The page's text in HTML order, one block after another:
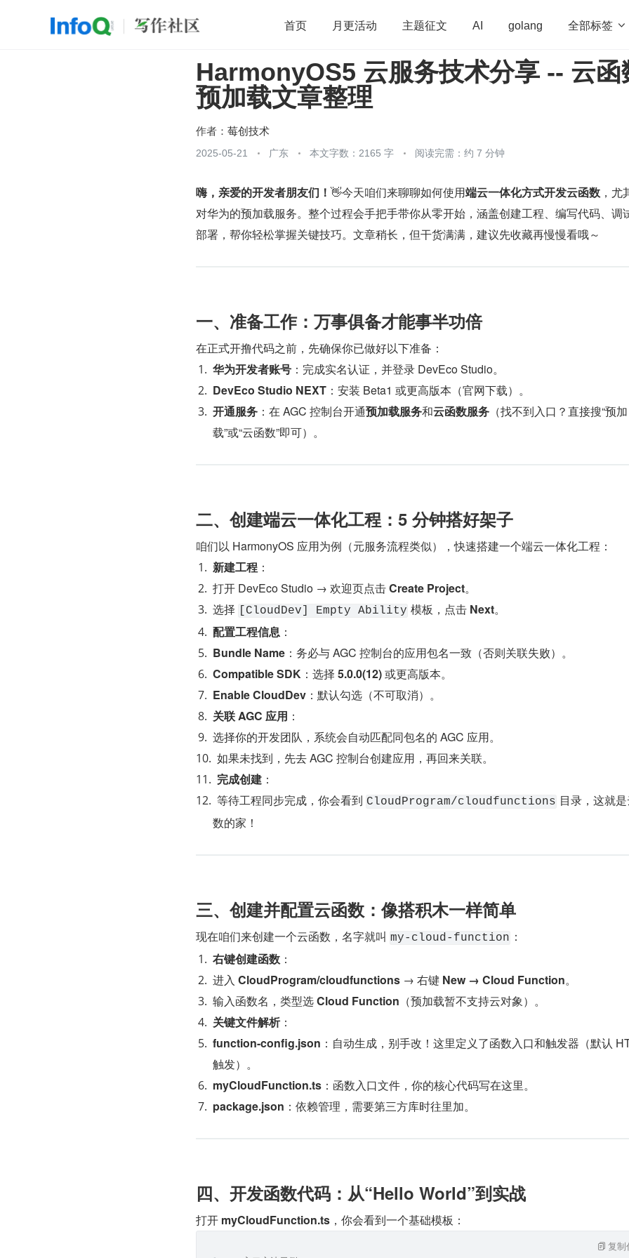
首页 月更活动 主题征文 AI golang 全部标签 
开源 架构 OpenHarmony 算法 学习方法 Web3.0 高
团队管理 程序员
HarmonyOS5 云服务技术分享 -- 云函
预加载文章整理
作者： 莓创技术
2025-05-21 广东 本文字数：2165 字 阅读完需：约 7 分钟
​嗨，亲爱的开发者朋友们！​ ​👋今天咱们来聊聊如何使用​​端云一体化方式开发云函数​ ，尤
对华为的预加载服务。整个过程会手把手带你从零开始，涵盖创建工程、编写代码、调
部署，帮你轻松掌握关键技巧。文章稍长，但干货满满，建议先收藏再慢慢看哦～
​​一、准备工作：万事俱备才能事半功倍​​
在正式开撸代码之前，先确保你已做好以下准备：
​华为开发者账号​ ​：完成实名认证，并登录 DevEco Studio。
​DevEco Studio NEXT​ ​：安装 Beta1 或更高版本（官网下载）。
​开通服务​ ​：在 AGC 控制台开通​​预加载服务​​和​​云函数服务​ ​（找不到入口？直接搜“预加
载”或“云函数”即可）。
​​二、创建端云一体化工程：5 分钟搭好架子​​
咱们以 HarmonyOS 应用为例（元服务流程类似），快速搭建一个端云一体化工程：
​新建工程​ ​：
打开 DevEco Studio → 欢迎页点击 ​​Create Project​​。
选择 ​
[CloudDev] Empty Ability ​ 模板，点击 ​ ​Next​​。
​配置工程信息​ ​：
​Bundle Name​ ​：务必与 AGC 控制台的应用包名一致（否则关联失败）。
​Compatible SDK​ ​：选择 ​ ​5.0.0(12)​​ 或更高版本。
​Enable CloudDev​ ​：默认勾选（不可取消）。
​关联 AGC 应用​ ​：
选择你的开发团队，系统会自动匹配同包名的 AGC 应用。
如果未找到，先去 AGC 控制台创建应用，再回来关联。
​完成创建​ ​：
等待工程同步完成，你会看到 ​ CloudProgram/cloudfunctions
目录，这就
数的家！
​​三、创建并配置云函数：像搭积木一样简单​​
现在咱们来创建一个云函数，名字就叫 ​ my-cloud-function ​：
​右键创建函数​ ​：
进入 ​ ​CloudProgram/cloudfunctions​ ​ → 右键 ​ ​New → Cloud Function​​。
输入函数名，类型选 ​​Cloud Function​ ​（预加载暂不支持云对象）。
​关键文件解析​​：
​function-config.json​ ：自动生成，别手改！这里定义了函数入口和触发器（默认
触发）。
​myCloudFunction.ts​ ​：函数入口文件，你的核心代码写在这里。
​package.json​ ​：依赖管理，需要第三方库时往里加。
​​四、开发函数代码：从“Hello World”到实战​​
打开 ​ ​myCloudFunction.ts​ ​，你会看到一个基础模板：
复制